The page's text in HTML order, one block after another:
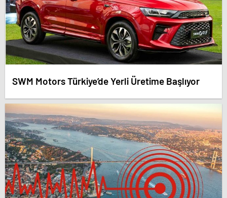
SWM Motors Türkiye’de Yerli Üretime Başlıyor